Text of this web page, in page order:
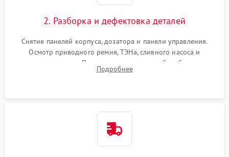
2. Разборка и дефектовка деталей
Снятие панелей корпуса, дозатора и панели управления.
Осмотр приводного ремня, ТЭНа, сливного насоса и
амортизаторов. Проверка подшипников барабана и
крестовины на износ, а манжеты люка на разрывы.
Подробнее